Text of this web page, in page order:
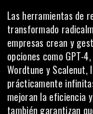
Las herramientas de
transformado
empresas crean y
opciones como GPT-
Wordtune y Scalenut,
prácticamente
mejoran la eficiencia
también garantizan